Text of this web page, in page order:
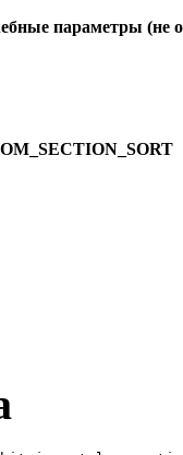
параметры (не